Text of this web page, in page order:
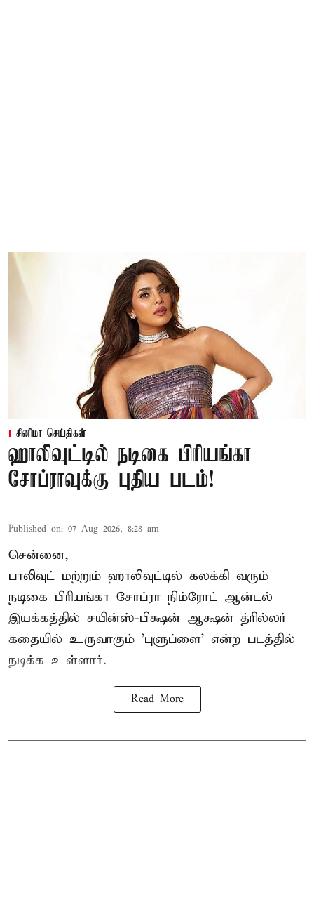
சினிமா செய்திகள்
ஹாலிவுட்டில் நடிகை பிரியங்கா
சோப்ராவுக்கு புதிய படம்!
Published on: 07 Aug 2026, 8:28 am
சென்னை,
பாலிவுட் மற்றும் ஹாலிவுட்டில் கலக்கி வரும்
நடிகை பிரியங்கா சோப்ரா நிம்ரோட் ஆன்டல்
இயக்கத்தில் சயின்ஸ்-பிக்ஷன் ஆக்ஷன் த்ரில்லர்
கதையில் உருவாகும் 'புளுப்ளை' என்ற படத்தில்
நடிக்க உள்ளார்.
Read More